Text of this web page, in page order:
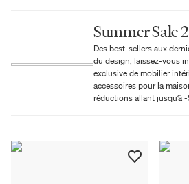
Summer Sale
Des best-sellers aux
du design, laissez-vous
exclusive de mobilier
accessoires pour la
réductions allant jusqu’à -